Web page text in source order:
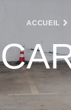
ACCUEIL